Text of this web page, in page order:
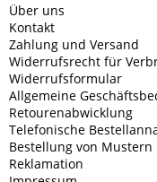
Über uns
Kontakt
Zahlung und Versand
Widerrufsrecht für
Widerrufsformular
Allgemeine
Retourenabwicklung
Telefonische
Bestellung von Mustern
Reklamation